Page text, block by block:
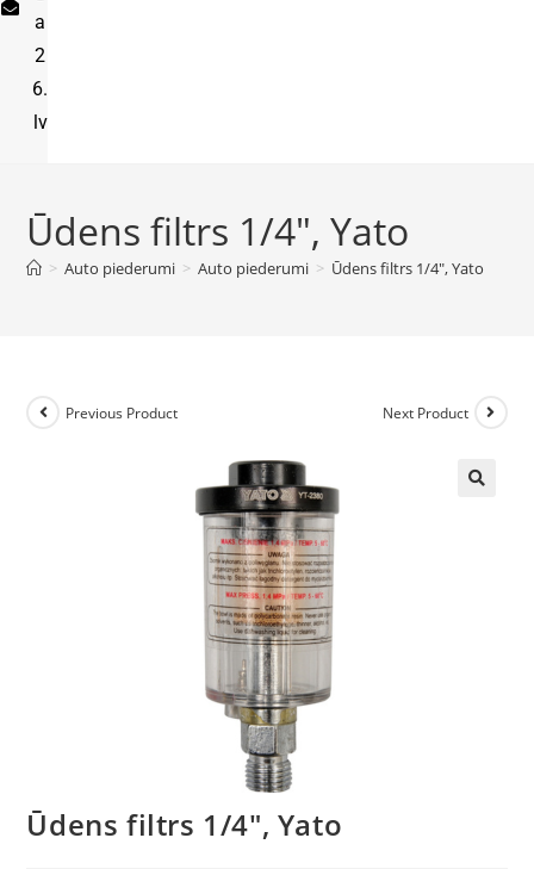
a
2
6.
lv
Ūdens filtrs 1/4″, Yato
> Auto piederumi > Auto piederumi > Ūdens filtrs 1/4″, Yato
Previous Product Next Product
Ūdens filtrs 1/4″, Yato